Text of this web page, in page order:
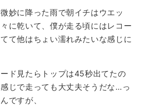
妙に降った雨で朝イチはウエッ
に乾いて、僕が走る頃にはレコー
て他はちょい濡れみたいな感じに
ド見たらトップは45秒出てたの
じで走っても大丈夫そうだな…っ
ですが、